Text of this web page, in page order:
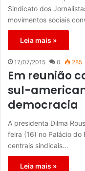
Sindicato dos
movimentos sociais
Leia mais »
17/07/2015 0 285
Em reunião
sul-
democracia
A presidenta Dilma
feira (16) no Palácio do
centrais sindicais…
Leia mais »